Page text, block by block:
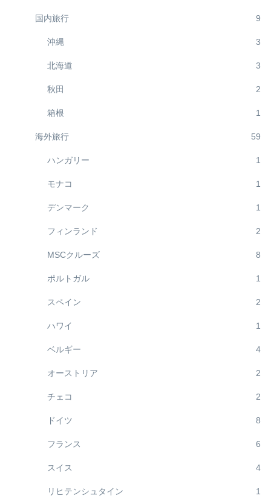
国内旅行 9
沖縄 3
北海道 3
秋田 2
箱根 1
海外旅行 59
ハンガリー 1
モナコ 1
デンマーク 1
フィンランド 2
MSCクルーズ 8
ポルトガル 1
スペイン 2
ハワイ 1
ベルギー 4
オーストリア 2
チェコ 2
ドイツ 8
フランス 6
スイス 4
リヒテンシュタイン 1